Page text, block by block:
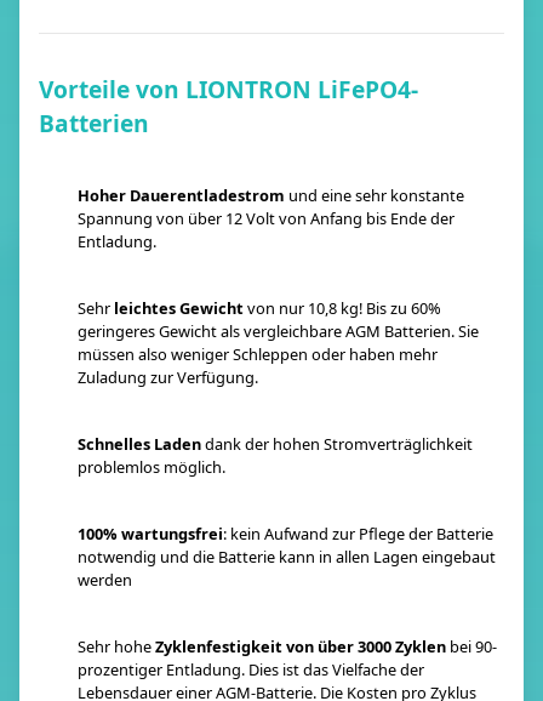
Vorteile von LIONTRON LiFePO4-
Batterien
Hoher Dauerentladestrom und eine sehr konstante
Spannung von über 12 Volt von Anfang bis Ende der
Entladung.
Sehr leichtes Gewichtvon nur 10,8 kg! Bis zu 60%
geringeres Gewicht als vergleichbare AGM Batterien. Sie
müssen also weniger Schleppen oder haben mehr
Zuladung zur Verfügung.
Schnelles Ladendank der hohen Stromverträglichkeit
problemlos möglich.
100% wartungsfrei: kein Aufwand zur Pflege der Batterie
notwendig und die Batterie kann in allen Lagen eingebaut
werden
Sehr hoheZyklenfestigkeit von über 3000 Zyklen bei 90-
prozentiger Entladung. Dies ist das Vielfache der
Lebensdauer einer AGM-Batterie. Die Kosten pro Zyklus